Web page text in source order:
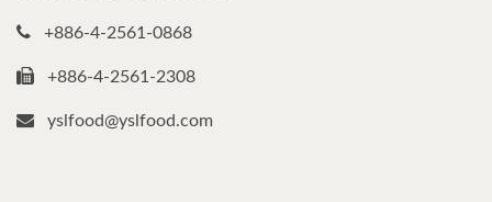
+886-4-2561-0868
+886-4-2561-2308
yslfood@yslfood.com